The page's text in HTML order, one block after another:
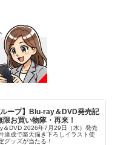
ループ】Blu-ray＆DVD発売記
お買い物隊・再来！
＆DVD 2026年7月29日（水）発売
達成で楽天描き下ろしイラスト使
グッズが当たる！